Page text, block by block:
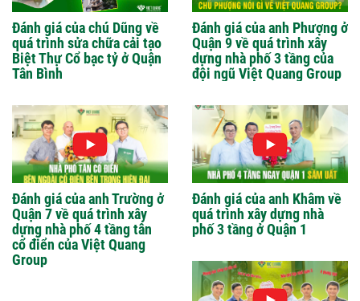
Đánh giá của chú Dũng về
quá trình sửa chữa cải tạo
Biệt Thự Cổ bạc tỷ ở Quận
Tân Bình
Đánh giá của anh Phượng ở
Quận 9 về quá trình xây
dựng nhà phố 3 tầng của
đội ngũ Việt Quang Group
Đánh giá của anh Trường ở
Quận 7 về quá trình xây
dựng nhà phố 4 tầng tân
cổ điển của Việt Quang
Group
Đánh giá của anh Khâm về
quá trình xây dựng nhà
phố 3 tầng ở Quận 1